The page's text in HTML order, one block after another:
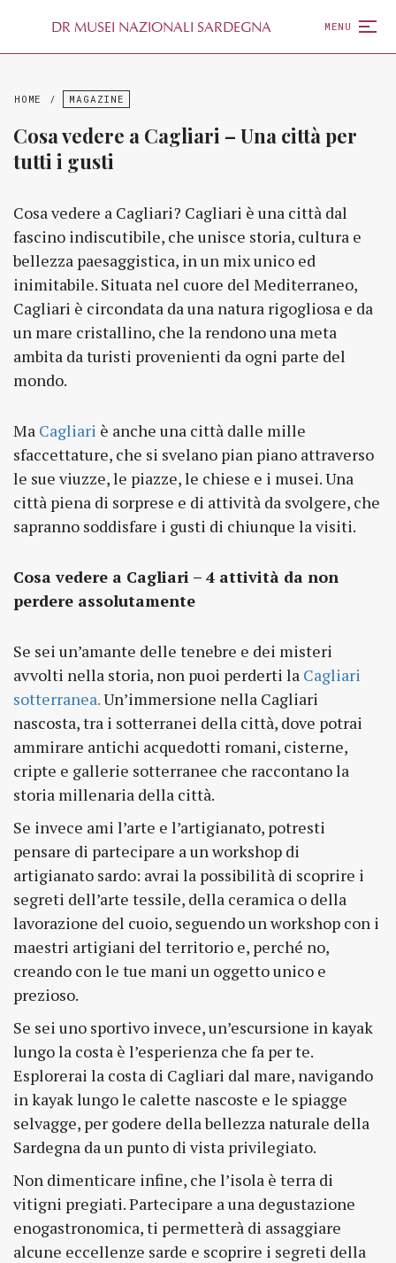
DR MUSEI NAZIONALI SARDEGNA MENU
HOME / MAGAZINE
Cosa vedere a Cagliari – Una città per
tutti i gusti
Cosa vedere a Cagliari? Cagliari è una città dal
fascino indiscutibile, che unisce storia, cultura e
bellezza paesaggistica, in un mix unico ed
inimitabile. Situata nel cuore del Mediterraneo,
Cagliari è circondata da una natura rigogliosa e da
un mare cristallino, che la rendono una meta
ambita da turisti provenienti da ogni parte del
mondo.
Ma Cagliari è anche una città dalle mille
sfaccettature, che si svelano pian piano attraverso
le sue viuzze, le piazze, le chiese e i musei. Una
città piena di sorprese e di attività da svolgere, che
sapranno soddisfare i gusti di chiunque la visiti.
Cosa vedere a Cagliari – 4 attività da non
perdere assolutamente
Se sei un’amante delle tenebre e dei misteri
avvolti nella storia, non puoi perderti la Cagliari
sotterranea.Un’immersione nella Cagliari
nascosta, tra i sotterranei della città, dove potrai
ammirare antichi acquedotti romani, cisterne,
cripte e gallerie sotterranee che raccontano la
storia millenaria della città.
Se invece ami l’arte e l’artigianato, potresti
pensare di partecipare a un workshop di
artigianato sardo: avrai la possibilità di scoprire i
segreti dell’arte tessile, della ceramica o della
lavorazione del cuoio, seguendo un workshop con i
maestri artigiani del territorio e, perché no,
creando con le tue mani un oggetto unico e
prezioso.
Se sei uno sportivo invece, un’escursione in kayak
lungo la costa è l’esperienza che fa per te.
Esplorerai la costa di Cagliari dal mare, navigando
in kayak lungo le calette nascoste e le spiagge
selvagge, per godere della bellezza naturale della
Sardegna da un punto di vista privilegiato.
Non dimenticare infine, che l’isola è terra di
vitigni pregiati. Partecipare a una degustazione
enogastronomica, ti permetterà di assaggiare
alcune eccellenze sarde e scoprire i segreti della